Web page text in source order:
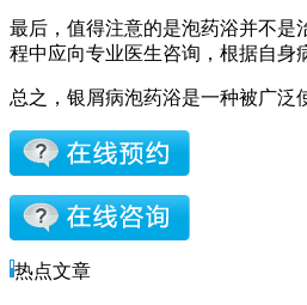
最后，值得注意的是泡药浴并不是
程中应向专业医生咨询，根据自身
总之，银屑病泡药浴是一种被广泛
热点文章